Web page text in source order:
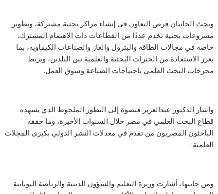
وبحث الجانبان فرص التعاون في إنشاء مراكز بحثية مشتركة، وتطوير
مشروعات بحثية تخدم عددًا من القطاعات ذات الاهتمام المشترك،
خاصة في مجالات الطاقة والبترول والغاز والصناعات الكيماوية، بما
يعزز الاستفادة من الخبرات البحثية والعلمية بين البلدين، ويربط
مخرجات البحث العلمي باحتياجات الصناعة وسوق العمل.
وأشار الدكتور عبدالعزيز قنصوة إلى التطور الملحوظ الذي يشهده
قطاع البحث العلمي في مصر خلال السنوات الأخيرة، وما حققه
الباحثون المصريون من تقدم في معدلات النشر الدولي بكبرى المجلات
العلمية.
ومن جانبها، أشارت وزيرة التعليم والشؤون الدينية والرياضة اليونانية